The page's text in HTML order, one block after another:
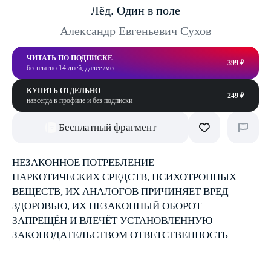
Лёд. Один в поле
Александр Евгеньевич Сухов
ЧИТАТЬ ПО ПОДПИСКЕ
бесплатно 14 дней, далее /мес
399 ₽
КУПИТЬ ОТДЕЛЬНО
навсегда в профиле и без подписки
249 ₽
Бесплатный фрагмент
НЕЗАКОННОЕ ПОТРЕБЛЕНИЕ
НАРКОТИЧЕСКИХ СРЕДСТВ, ПСИХОТРОПНЫХ
ВЕЩЕСТВ, ИХ АНАЛОГОВ ПРИЧИНЯЕТ ВРЕД
ЗДОРОВЬЮ, ИХ НЕЗАКОННЫЙ ОБОРОТ
ЗАПРЕЩЁН И ВЛЕЧЁТ УСТАНОВЛЕННУЮ
ЗАКОНОДАТЕЛЬСТВОМ ОТВЕТСТВЕННОСТЬ